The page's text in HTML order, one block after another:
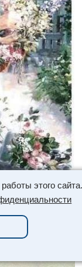
этого сайта.